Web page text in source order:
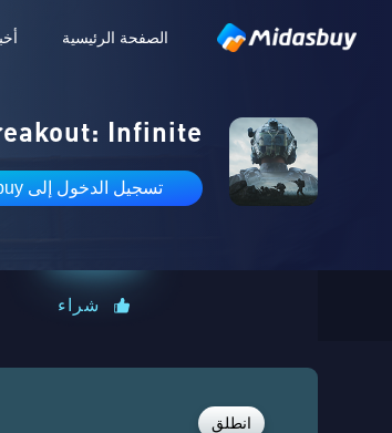
الصفحة الرئيسية
Infinite
تسجيل الدخول إلى Midasbuy
شراء
انطلق